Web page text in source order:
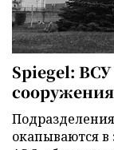
Spiegel:
окапываются